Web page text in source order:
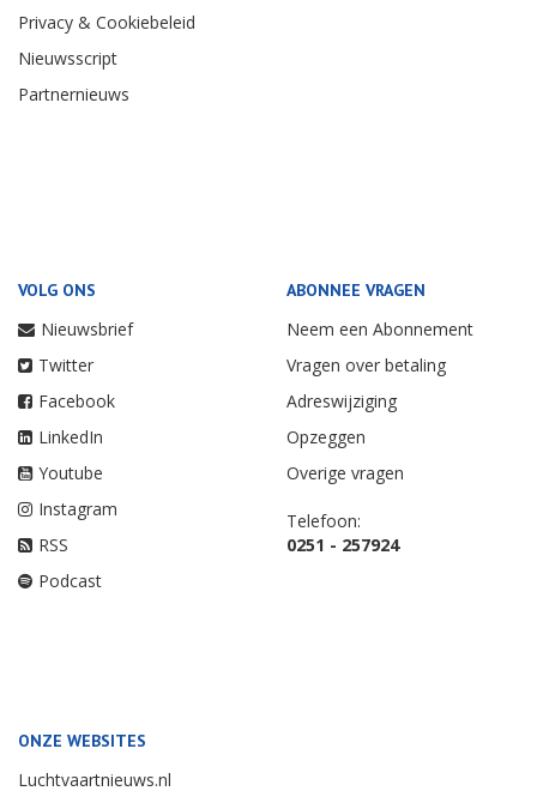
Privacy & Cookiebeleid
Nieuwsscript
Partnernieuws
VOLG ONS
Nieuwsbrief
Twitter
Facebook
LinkedIn
Youtube
Instagram
RSS
Podcast
ABONNEE VRAGEN
Neem een Abonnement
Vragen over betaling
Adreswijziging
Opzeggen
Overige vragen
Telefoon:
0251 - 257924
ONZE WEBSITES
Luchtvaartnieuws.nl